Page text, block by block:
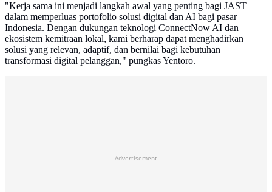
"Kerja sama ini menjadi langkah awal yang penting bagi JAST
dalam memperluas portofolio solusi digital dan AI bagi pasar
Indonesia. Dengan dukungan teknologi ConnectNow AI dan
ekosistem kemitraan lokal, kami berharap dapat menghadirkan
solusi yang relevan, adaptif, dan bernilai bagi kebutuhan
transformasi digital pelanggan," pungkas Yentoro.
Advertisement